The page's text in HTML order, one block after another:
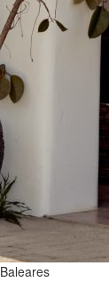
Baleares